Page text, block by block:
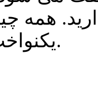
همه
یکنواخت مخلوط شوند.